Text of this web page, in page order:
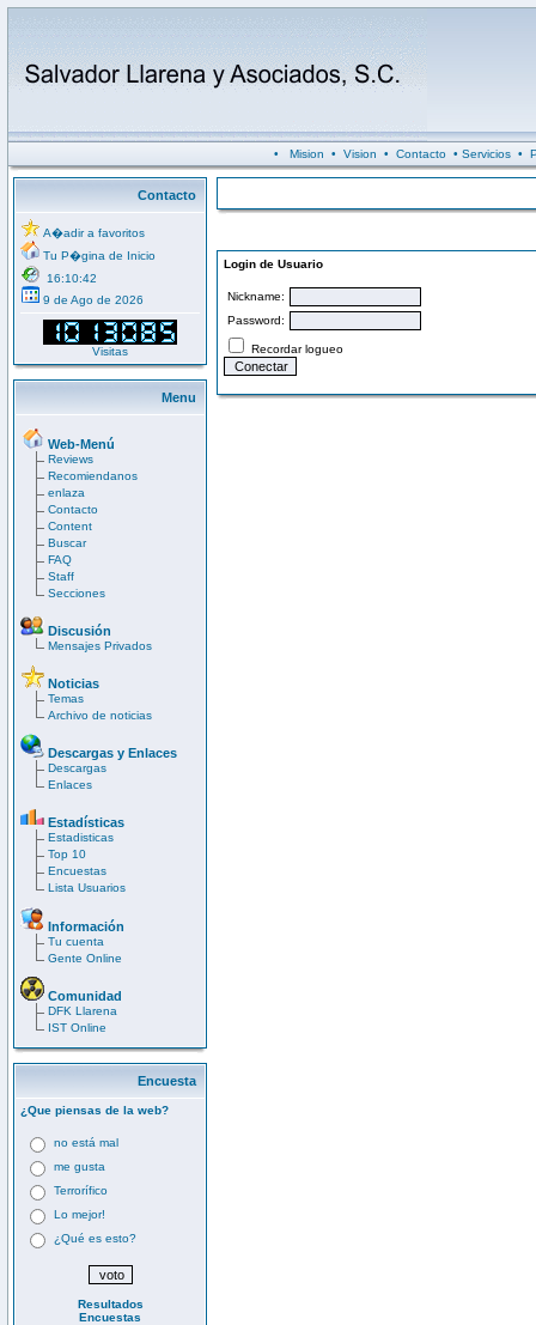
• Mision • Vision • Contacto• Servicios•
Contacto
A�adir a favoritos
Tu P�gina de Inicio
16:10:42
9 de Ago de 2026
Visitas
Menu
Web-Menú
Reviews
Recomiendanos
enlaza
Contacto
Content
Buscar
FAQ
Staff
Secciones
Discusión
Mensajes Privados
Noticias
Temas
Archivo de noticias
Descargas y Enlaces
Descargas
Enlaces
Estadísticas
Estadisticas
Top 10
Encuestas
Lista Usuarios
Información
Tu cuenta
Gente Online
Comunidad
DFK Llarena
IST Online
Encuesta
¿Que piensas de la web?
no está mal
me gusta
Terrorífico
Lo mejor!
¿Qué es esto?
Resultados
Encuestas
Login de Usuario
Nickname:
Password:
Recordar logueo